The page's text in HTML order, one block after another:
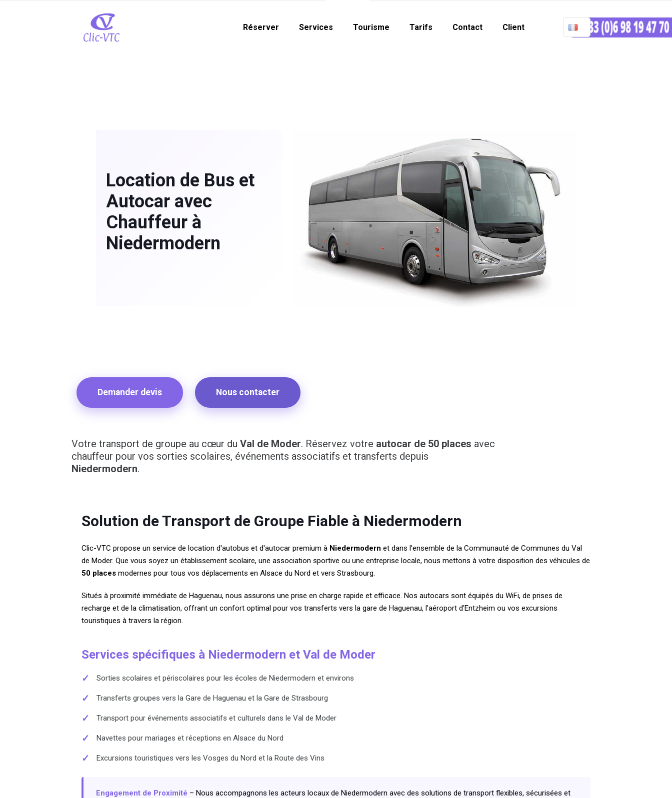
Réserver Services Tourisme Tarifs Contact Client
Location de Bus et
Autocar avec
Chauffeur à
Niedermodern
Demander devis Nous contacter
Votre transport de groupe au cœur duVal de Moder. Réservez votre autocar de 50 places avec
chauffeur pour vos sorties scolaires, événements associatifs et transferts depuis
Niedermodern.
Solution de Transport de Groupe Fiable à Niedermodern
Clic-VTC propose un service de location d'autobus et d'autocar premium à Niedermodern et dans l'ensemble de la Communauté de Communes du Val
de Moder. Que vous soyez un établissement scolaire, une association sportive ou une entreprise locale, nous mettons à votre disposition des véhicules de
50 places modernes pour tous vos déplacements en Alsace du Nord et vers Strasbourg.
Situés à proximité immédiate de Haguenau, nous assurons une prise en charge rapide et efficace. Nos autocars sont équipés du WiFi, de prises de
recharge et de la climatisation, offrant un confort optimal pour vos transferts vers la gare de Haguenau, l'aéroport d'Entzheim ou vos excursions
touristiques à travers la région.
Services spécifiques à Niedermodern et Val de Moder
✓ Sorties scolaires et périscolaires pour les écoles de Niedermodern et environs
✓ Transferts groupes vers la Gare de Haguenau et la Gare de Strasbourg
✓ Transport pour événements associatifs et culturels dans le Val de Moder
✓ Navettes pour mariages et réceptions en Alsace du Nord
✓ Excursions touristiques vers les Vosges du Nord et la Route des Vins
Engagement de Proximité – Nous accompagnons les acteurs locaux de Niedermodern avec des solutions de transport flexibles, sécurisées et